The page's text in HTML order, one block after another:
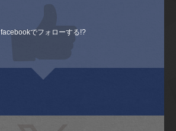
facebookでフォローする!?